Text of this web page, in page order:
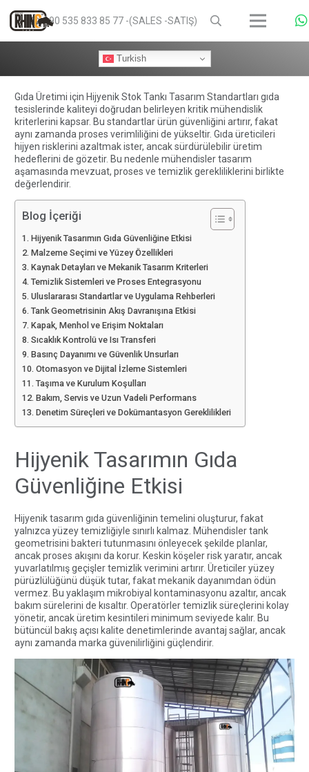
+90 535 833 85 77 -(SALES -SATIŞ)
Turkish
Gıda Üretimi için Hijyenik Stok Tankı Tasarım Standartları gıda
tesislerinde kaliteyi doğrudan belirleyen kritik mühendislik
kriterlerini kapsar. Bu standartlar ürün güvenliğini artırır, fakat
aynı zamanda proses verimliliğini de yükseltir. Gıda üreticileri
hijyen risklerini azaltmak ister, ancak sürdürülebilir üretim
hedeflerini de gözetir. Bu nedenle mühendisler tasarım
aşamasında mevzuat, proses ve temizlik gerekliliklerini birlikte
değerlendirir.
Blog İçeriği
Hijyenik Tasarımın Gıda Güvenliğine Etkisi
Malzeme Seçimi ve Yüzey Özellikleri
Kaynak Detayları ve Mekanik Tasarım Kriterleri
Temizlik Sistemleri ve Proses Entegrasyonu
Uluslararası Standartlar ve Uygulama Rehberleri
Tank Geometrisinin Akış Davranışına Etkisi
Kapak, Menhol ve Erişim Noktaları
Sıcaklık Kontrolü ve Isı Transferi
Basınç Dayanımı ve Güvenlik Unsurları
Otomasyon ve Dijital İzleme Sistemleri
Taşıma ve Kurulum Koşulları
Bakım, Servis ve Uzun Vadeli Performans
Denetim Süreçleri ve Dokümantasyon Gereklilikleri
Hijyenik Tasarımın Gıda
Güvenliğine Etkisi
Hijyenik tasarım gıda güvenliğinin temelini oluşturur, fakat
yalnızca yüzey temizliğiyle sınırlı kalmaz. Mühendisler tank
geometrisini bakteri tutunmasını önleyecek şekilde planlar,
ancak proses akışını da korur. Keskin köşeler risk yaratır, ancak
yuvarlatılmış geçişler temizlik verimini artırır. Üreticiler yüzey
pürüzlülüğünü düşük tutar, fakat mekanik dayanımdan ödün
vermez. Bu yaklaşım mikrobiyal kontaminasyonu azaltır, ancak
bakım sürelerini de kısaltır. Operatörler temizlik süreçlerini kolay
yönetir, ancak üretim kesintileri minimum seviyede kalır. Bu
bütüncül bakış açısı kalite denetimlerinde avantaj sağlar, ancak
aynı zamanda marka güvenilirliğini güçlendirir.